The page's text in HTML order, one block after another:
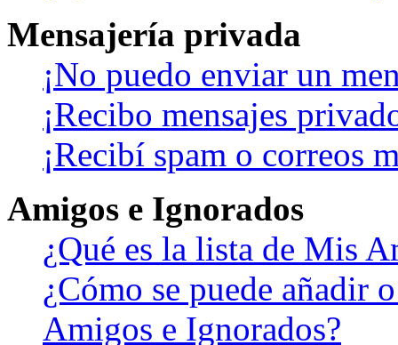
Mensajería privada
¡No puedo enviar un
¡Recibo mensajes
¡Recibí spam o correos
Amigos e Ignorados
¿Qué es la lista de Mis
¿Cómo se puede añadir
Amigos e Ignorados?